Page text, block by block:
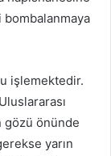
işlemektedir.
gözü önünde
yarın